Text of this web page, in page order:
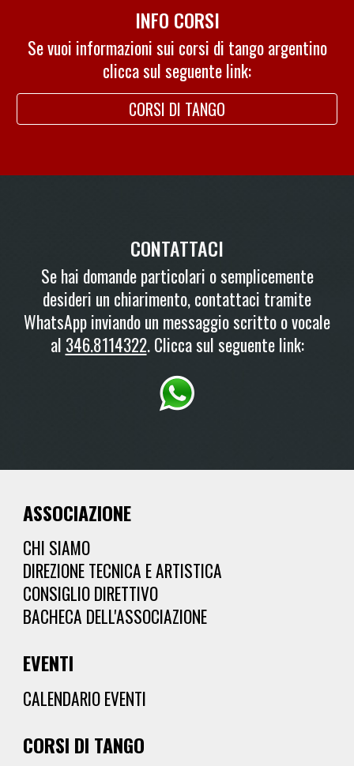
INFO CORSI
Se vuoi informazioni sui corsi di tango argentino
clicca sul seguente link:
CORSI DI TANGO
CONTATTACI
Se hai domande particolari o semplicemente
desideri un chiarimento, contattaci tramite
WhatsApp inviando un messaggio scritto o vocale
al 346.8114322. Clicca sul seguente link:
ASSOCIAZIONE
CHI SIAMO
DIREZIONE TECNICA E ARTISTICA
CONSIGLIO DIRETTIVO
BACHECA DELL'ASSOCIAZIONE
EVENTI
CALENDARIO EVENTI
CORSI DI TANGO